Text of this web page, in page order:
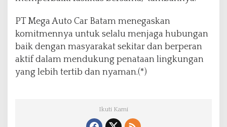
i
g
a
n
r
i
PT Mega Auto Car Batam menegaskan
komitmennya untuk selalu menjaga hubungan
baik dengan masyarakat sekitar dan berperan
aktif dalam mendukung penataan lingkungan
yang lebih tertib dan nyaman.(*)
Ikuti Kami